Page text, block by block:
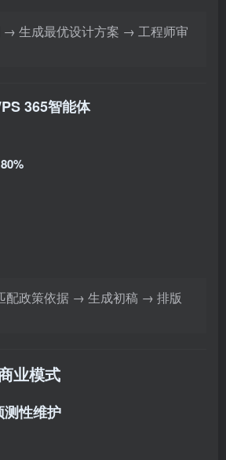
→ 生成最优设计方案 → 工程师审
365智能体
80%
配政策依据 → 生成初稿 → 排版
业模式
性维护